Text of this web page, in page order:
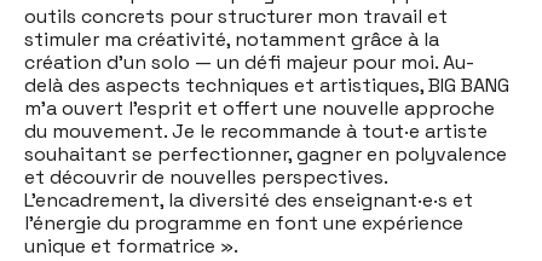
outils concrets pour structurer mon travail et
stimuler ma créativité, notamment grâce à la
création d’un solo — un défi majeur pour moi. Au-
delà des aspects techniques et artistiques, BIG BANG
m’a ouvert l’esprit et offert une nouvelle approche
du mouvement. Je le recommande à tout·e artiste
souhaitant se perfectionner, gagner en polyvalence
et découvrir de nouvelles perspectives.
L’encadrement, la diversité des enseignant·e·s et
l’énergie du programme en font une expérience
unique et formatrice ».